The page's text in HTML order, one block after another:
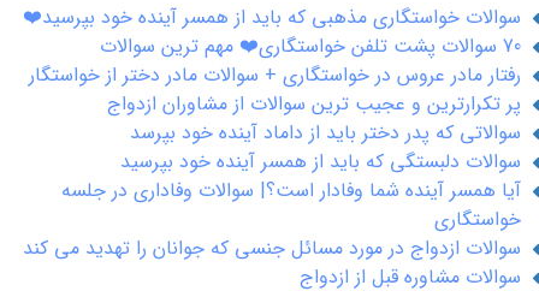
سوالات خواستگاری مذهبی که باید از همسر آینده خود بپرسید❤️
70 سوالات پشت تلفن خواستگاری❤️ مهم ترین سوالات
رفتار مادر عروس در خواستگاری + سوالات مادر دختر از خواستگار
پر تکرارترین و عجیب ترین سوالات از مشاوران ازدواج
سوالاتی که پدر دختر باید از داماد آینده خود بپرسد
سوالات دلبستگی که باید از همسر آینده خود بپرسید
آیا همسر آینده شما وفادار است؟| سوالات وفاداری در جلسه
خواستگاری
سوالات ازدواج در مورد مسائل جنسی که جوانان را تهدید می کند
سوالات مشاوره قبل از ازدواج